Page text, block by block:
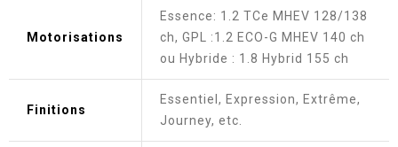
Motorisations
Essence: 1.2 TCe MHEV 128/138
ch, GPL :1.2 ECO-G MHEV 140 ch
ou Hybride : 1.8 Hybrid 155 ch
Finitions
Essentiel, Expression, Extrême,
Journey, etc.